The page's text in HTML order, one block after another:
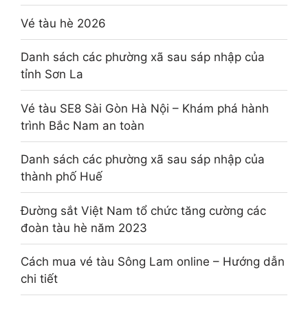
Vé tàu hè 2026
Danh sách các phường xã sau sáp nhập của
tỉnh Sơn La
Vé tàu SE8 Sài Gòn Hà Nội – Khám phá hành
trình Bắc Nam an toàn
Danh sách các phường xã sau sáp nhập của
thành phố Huế
Đường sắt Việt Nam tổ chức tăng cường các
đoàn tàu hè năm 2023
Cách mua vé tàu Sông Lam online – Hướng dẫn
chi tiết